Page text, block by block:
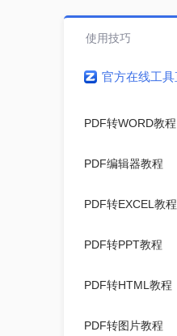
使用技巧
官方在线工具
PDF转WORD教程
PDF编辑器教程
PDF转EXCEL教程
PDF转PPT教程
PDF转HTML教程
PDF转图片教程